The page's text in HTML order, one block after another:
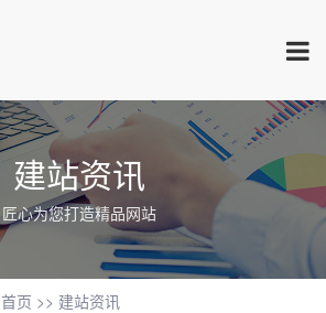
建站资讯
匠心为您打造精品网站
首页 >> 建站资讯